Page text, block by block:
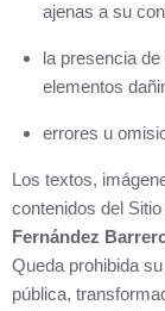
ajenas a su
la presencia
elementos
errores u
Los textos,
contenidos del
Fernández
Queda prohibida
pública,